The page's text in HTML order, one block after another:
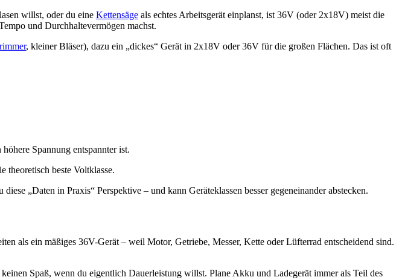
willst, oder du eine Kettensäge als echtes Arbeitsgerät einplanst, ist 36V (oder 2x18V) meist die
und Durchhaltevermögen machst.
, kleiner Bläser), dazu ein „dickes“ Gerät in 2x18V oder 36V für die großen Flächen. Das ist oft
Spannung entspannter ist.
theoretisch beste Voltklasse.
diese „Daten in Praxis“ Perspektive – und kann Geräteklassen besser gegeneinander abstecken.
als ein mäßiges 36V-Gerät – weil Motor, Getriebe, Messer, Kette oder Lüfterrad entscheidend sind.
Spaß, wenn du eigentlich Dauerleistung willst. Plane Akku und Ladegerät immer als Teil des